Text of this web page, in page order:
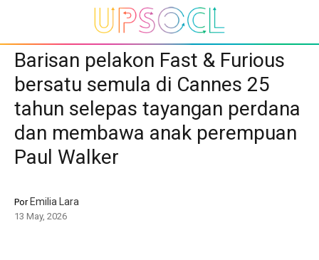
Barisan pelakon Fast & Furious
bersatu semula di Cannes 25
tahun selepas tayangan perdana
dan membawa anak perempuan
Paul Walker
Por Emilia Lara
13 May, 2026